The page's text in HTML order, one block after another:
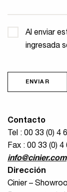
Confidencialidad
Al enviar
ingresada
ENVIAR
Contacto
Tel : 00 33 (0) 4
Fax : 00 33 (0)
info@cinier.com
Dirección
Cinier –